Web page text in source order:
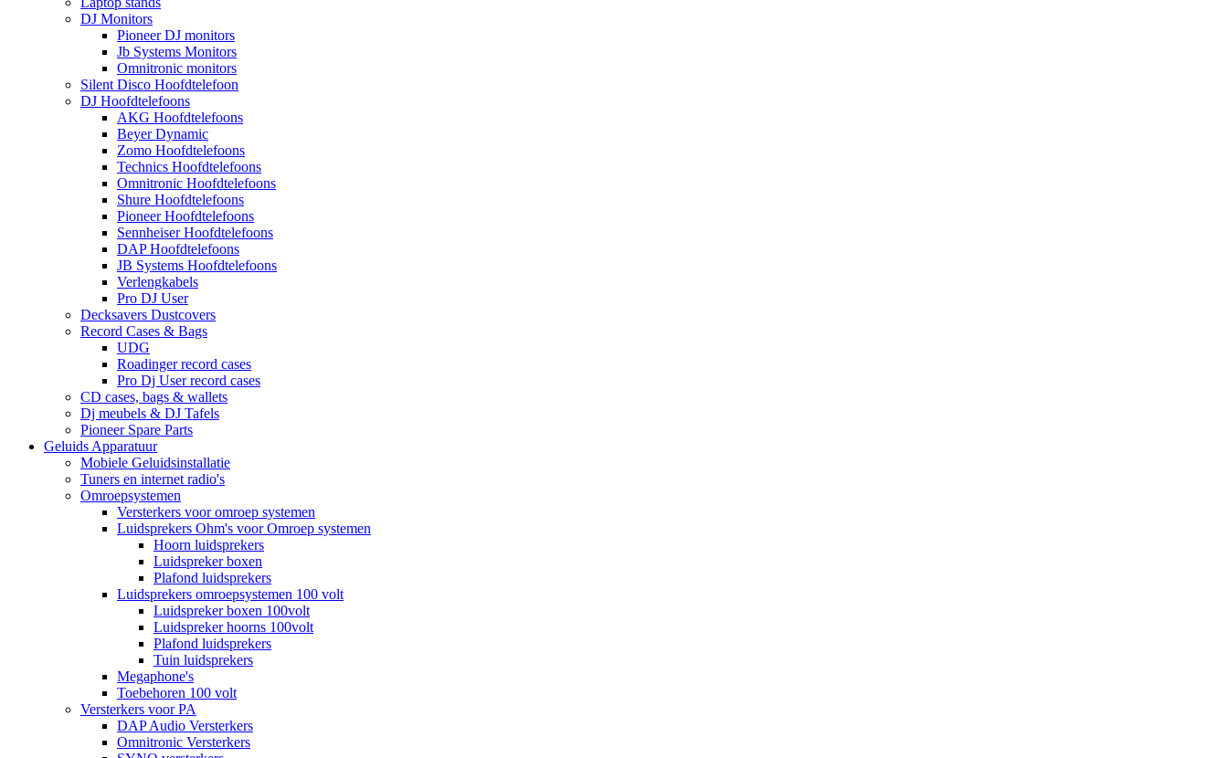
DJ Monitors
Pioneer DJ monitors
Jb Systems Monitors
Omnitronic monitors
Silent Disco Hoofdtelefoon
DJ Hoofdtelefoons
AKG Hoofdtelefoons
Beyer Dynamic
Zomo Hoofdtelefoons
Technics Hoofdtelefoons
Omnitronic Hoofdtelefoons
Shure Hoofdtelefoons
Pioneer Hoofdtelefoons
Sennheiser Hoofdtelefoons
DAP Hoofdtelefoons
JB Systems Hoofdtelefoons
Verlengkabels
Pro DJ User
Decksavers Dustcovers
Record Cases & Bags
UDG
Roadinger record cases
Pro Dj User record cases
CD cases, bags & wallets
Dj meubels & DJ Tafels
Pioneer Spare Parts
Geluids Apparatuur
Mobiele Geluidsinstallatie
Tuners en internet radio's
Omroepsystemen
Versterkers voor omroep systemen
Luidsprekers Ohm's voor Omroep systemen
Hoorn luidsprekers
Luidspreker boxen
Plafond luidsprekers
Luidsprekers omroepsystemen 100 volt
Luidspreker boxen 100volt
Luidspreker hoorns 100volt
Plafond luidsprekers
Tuin luidsprekers
Megaphone's
Toebehoren 100 volt
Versterkers voor PA
DAP Audio Versterkers
Omnitronic Versterkers